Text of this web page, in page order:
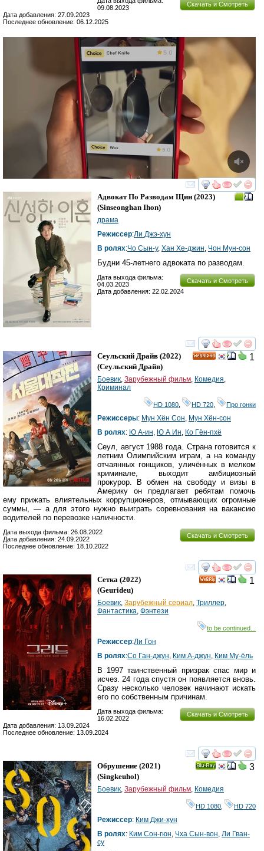
Скачать и Смотреть
09.08.2023
Дата добавления: 27.09.2023
Последнее обновление: 06.12.2025
смотреть
Адвокат По Разводам Щин (2023)
(Sinseonghan Ihon)
драма
Режиссер:Ли Джэ-хун
В ролях:Чо Сын-у, Хан Хе-джин, Чон Мун-сон
Будни 45-летнего адвоката по разводам.
Скачать и Смотреть
Дата выхода фильма:
04.03.2023
Дата добавления: 22.02.2024
смотреть
1
Сеульский Драйв (2022)
(Сеульский Драйв)
Боевик, Зарубежный фильм, Комедия,
Криминал
HD 1080 HD 720 Про гонки
Режиссеры: Мун Хён Сон, Мун Хён-сон
В ролях: Ю А-ин, Ю А Ин, Ко Гён-пхё
Сеул, август 1988 года. Страна готовится к
летним Олимпийским играм, а на команду
отчаянных гонщиков, уличённых в мелком
криминале, выходит амбициозный
прокурор. В обмен на свободу и визы в
Америку он предлагает ребятам помочь
ему прижать влиятельных коррупционеров, отмывающих огромные
суммы, — а для этого нужно выиграть соревнования на вакансию
водителей по перевозке наличности.
Скачать и Смотреть
Дата выхода фильма: 26.08.2022
Дата добавления: 24.09.2022
Последнее обновление: 18.10.2022
смотреть
1
Сетка (2022)
(Geurideu)
Боевик, Зарубежный сериал, Триллер,
Фантастика, Фэнтези
to be continued...
Режиссер:Ли Гон
В ролях:Со Ган-джун, Ким А-джун, Ким Му-ёль
В 1997 таинственный призрак спас мир и
исчез. 24 года спустя он появляется вновь.
Сразу несколько человек начинают искать
его по собственным причинам.
Скачать и Смотреть
Дата выхода фильма:
16.02.2022
Дата добавления: 13.09.2024
Последнее обновление: 13.09.2024
смотреть
3
Обрушение (2021)
(Singkeuhol)
Боевик, Зарубежный фильм, Комедия
HD 1080 HD 720
Режиссер: Ким Джи-хун
В ролях: Ким Сон-гюн, Чха Сын-вон, Ли Гван-
су